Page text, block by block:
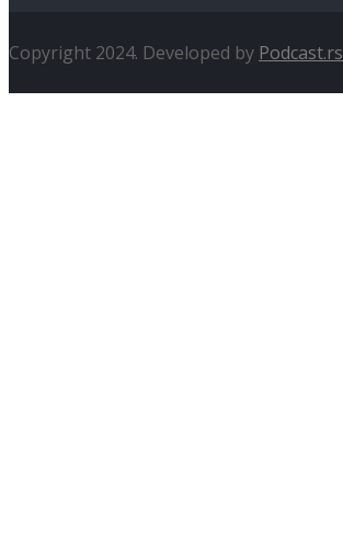
Copyright 2024. Developed by Podcast.rs